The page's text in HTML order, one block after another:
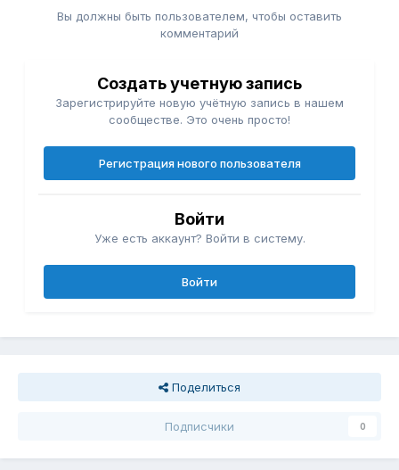
Вы должны быть пользователем, чтобы оставить
комментарий
Создать учетную запись
Зарегистрируйте новую учётную запись в нашем
сообществе. Это очень просто!
Регистрация нового пользователя
Войти
Уже есть аккаунт? Войти в систему.
Войти
Поделиться
Подписчики 0